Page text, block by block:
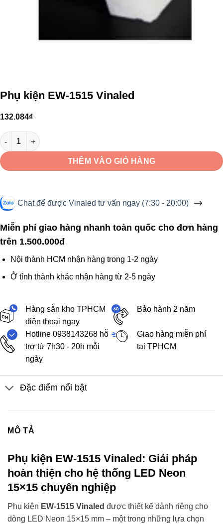
Phụ kiện EW-1515 Vinaled
132.084₫
Phụ kiện EW-1515 Vinaled số lượng
THÊM VÀO GIỎ HÀNG
Chat để được Vinaled tư vấn ngay (7:30 - 20:00)
Miễn phí giao hàng nhanh toàn quốc cho đơn hàng
trên 1.500.000đ
Nội thành HCM nhận hàng trong 1-2 ngày
Ở tỉnh thành khác nhận hàng từ 2-5 ngày
Hàng sẵn kho TPHCM
điện thoại ngay
Bảo hành 2 năm
Hotline 0938143268 hỗ
trợ từ 7h30 - 20h mỗi
ngày
Giao hàng miễn phí
tại TPHCM
Đặc điểm nổi bật
MÔ TẢ
Phụ kiện EW-1515 Vinaled: Giải pháp
hoàn thiện cho hệ thống LED Neon
15×15 chuyên nghiệp
Phụ kiện EW-1515 Vinaled được thiết kế dành riêng cho
dòng LED Neon 15×15 mm – một trong những lựa chọn